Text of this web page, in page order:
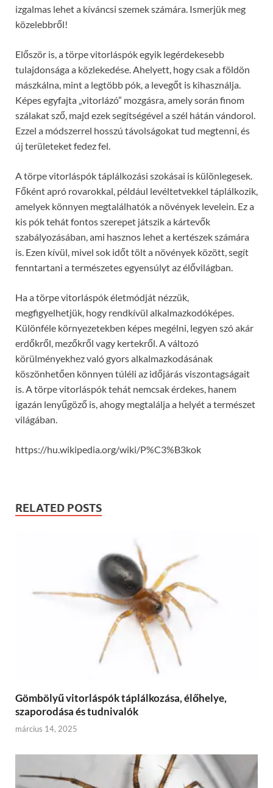
izgalmas lehet a kíváncsi szemek számára. Ismerjük meg
közelebbről!
Először is, a törpe vitorláspók egyik legérdekesebb
tulajdonsága a közlekedése. Ahelyett, hogy csak a földön
mászkálna, mint a legtöbb pók, a levegőt is kihasználja.
Képes egyfajta „vitorlázó” mozgásra, amely során finom
szálakat sző, majd ezek segítségével a szél hátán vándorol.
Ezzel a módszerrel hosszú távolságokat tud megtenni, és
új területeket fedez fel.
A törpe vitorláspók táplálkozási szokásai is különlegesek.
Főként apró rovarokkal, például levéltetvekkel táplálkozik,
amelyek könnyen megtalálhatók a növények levelein. Ez a
kis pók tehát fontos szerepet játszik a kártevők
szabályozásában, ami hasznos lehet a kertészek számára
is. Ezen kívül, mivel sok időt tölt a növények között, segít
fenntartani a természetes egyensúlyt az élővilágban.
Ha a törpe vitorláspók életmódját nézzük,
megfigyelhetjük, hogy rendkívül alkalmazkodóképes.
Különféle környezetekben képes megélni, legyen szó akár
erdőkről, mezőkről vagy kertekről. A változó
körülményekhez való gyors alkalmazkodásának
köszönhetően könnyen túléli az időjárás viszontagságait
is. A törpe vitorláspók tehát nemcsak érdekes, hanem
igazán lenyűgöző is, ahogy megtalálja a helyét a természet
világában.
https://hu.wikipedia.org/wiki/P%C3%B3kok
RELATED POSTS
Gömbölyű vitorláspók táplálkozása, élőhelye,
szaporodása és tudnivalók
március 14, 2025